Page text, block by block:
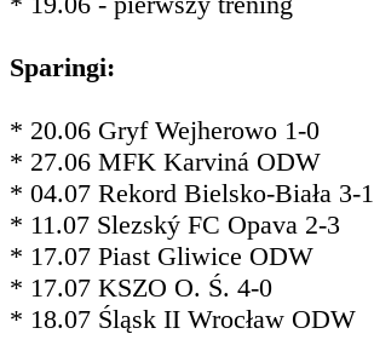
Sparingi:
* 20.06 Gryf Wejherowo 1-0
* 27.06 MFK Karviná ODW
* 04.07 Rekord Bielsko-Biała 3-1
* 11.07 Slezský FC Opava 2-3
* 17.07 Piast Gliwice ODW
* 17.07 KSZO O. Ś. 4-0
* 18.07 Śląsk II Wrocław ODW